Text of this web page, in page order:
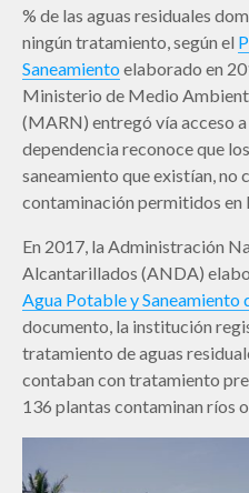
% de las aguas residuales
ningún tratamiento, según el
Saneamientoelaborado en
Ministerio de Medio
(MARN) entregó vía acceso
dependencia reconoce que
saneamiento que existían, no
contaminación permitidos en
En 2017, la Administración
Alcantarillados (ANDA)
Agua Potable y Saneamiento
documento, la institución
tratamiento de aguas
contaban con tratamiento
136 plantas contaminan ríos